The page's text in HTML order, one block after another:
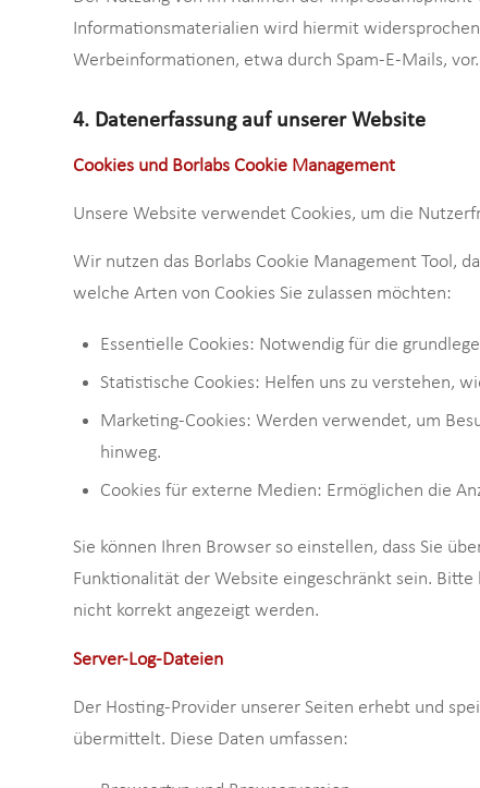
Informationsmaterialien wird hiermit
Werbeinformationen, etwa durch Spam-E-Mails, vor.
4. Datenerfassung auf unserer Website
Cookies und Borlabs Cookie Management
Unsere Website verwendet Cookies, um die
Wir nutzen das Borlabs Cookie Management Tool,
welche Arten von Cookies Sie zulassen möchten:
Essentielle Cookies: Notwendig für die
Statistische Cookies: Helfen uns zu verstehen,
Marketing-Cookies: Werden verwendet, um
hinweg.
Cookies für externe Medien: Ermöglichen die
Sie können Ihren Browser so einstellen, dass Sie
Funktionalität der Website eingeschränkt sein.
nicht korrekt angezeigt werden.
Server-Log-Dateien
Der Hosting-Provider unserer Seiten erhebt und
übermittelt. Diese Daten umfassen: